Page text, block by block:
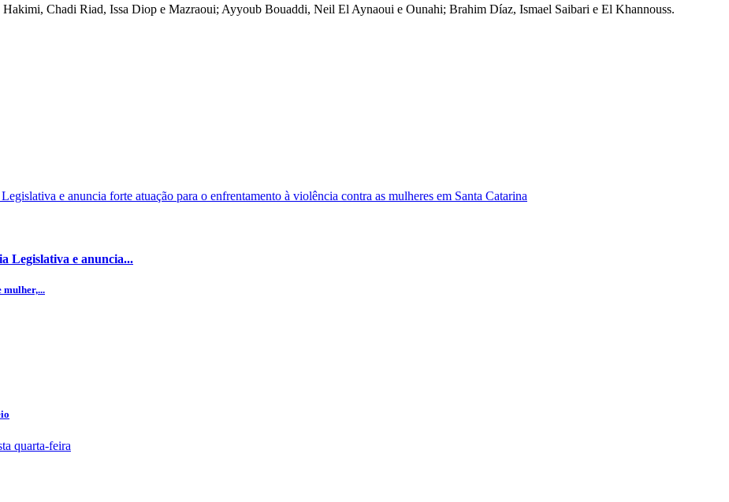
Hakimi, Chadi Riad, Issa Diop e Mazraoui; Ayyoub Bouaddi, Neil El Aynaoui e Ounahi; Brahim Díaz, Ismael Saibari e El Khannouss.
Legislativa e anuncia...
mulher,...